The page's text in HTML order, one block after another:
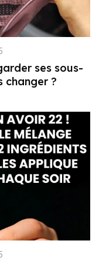
ses sous-
changer ?